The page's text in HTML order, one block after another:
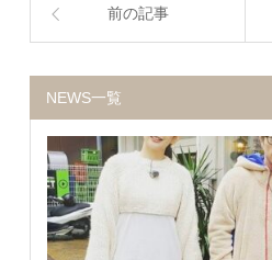
前の記事
NEWS一覧